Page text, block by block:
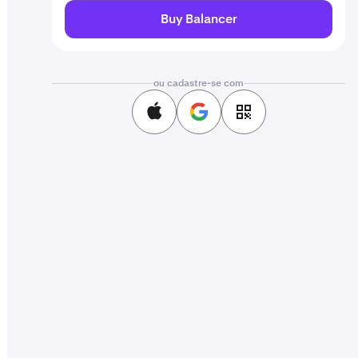
Buy Balancer
ou cadastre-se com